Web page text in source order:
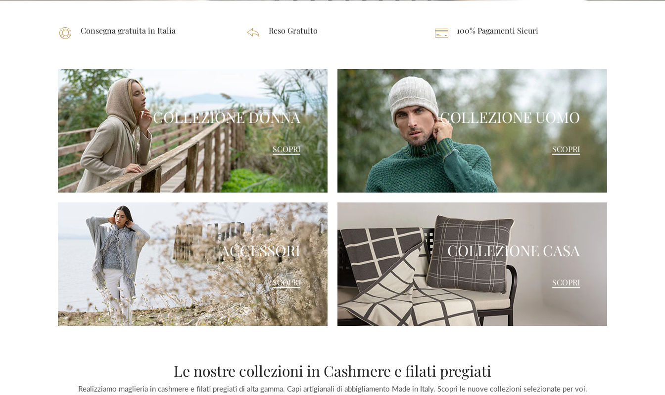
Consegna gratuita in Italia Reso Gratuito 100% Pagamenti Sicuri
COLLEZIONE DONNA
SCOPRI
COLLEZIONE UOMO
SCOPRI
ACCESSORI
SCOPRI
COLLEZIONE CASA
SCOPRI
Le nostre collezioni in Cashmere e filati pregiati
Realizziamo maglieria in cashmere e filati pregiati di alta gamma. Capi artigianali di abbigliamento Made in Italy. Scopri le nuove collezioni selezionate per voi.